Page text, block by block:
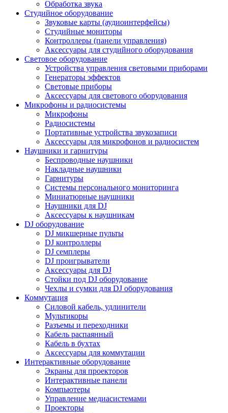
Обработка звука
Студийное оборудование
Звуковые карты (аудиоинтерфейсы)
Студийные мониторы
Контроллеры (панели управления)
Аксессуары для студийного оборудования
Световое оборудование
Устройства управления световыми приборами
Генераторы эффектов
Световые приборы
Аксессуары для светового оборудования
Микрофоны и радиосистемы
Микрофоны
Радиосистемы
Портативные устройства звукозаписи
Аксессуары для микрофонов и радиосистем
Наушники и гарнитуры
Беспроводные наушники
Накладные наушники
Гарнитуры
Системы персонального мониторинга
Миниатюрные наушники
Наушники для DJ
Аксессуары к наушникам
DJ оборудование
DJ микшерные пульты
DJ контроллеры
DJ семплеры
DJ проигрыватели
Аксессуары для DJ
Стойки под DJ оборудование
Чехлы и сумки для DJ оборудования
Коммутация
Силовой кабель, удлинители
Мультикоры
Разъемы и переходники
Кабель распаянный
Кабель в бухтах
Аксессуары для коммутации
Интерактивные оборудование
Экраны для проекторов
Интерактивные панели
Компьютеры
Управление медиасистемами
Проекторы